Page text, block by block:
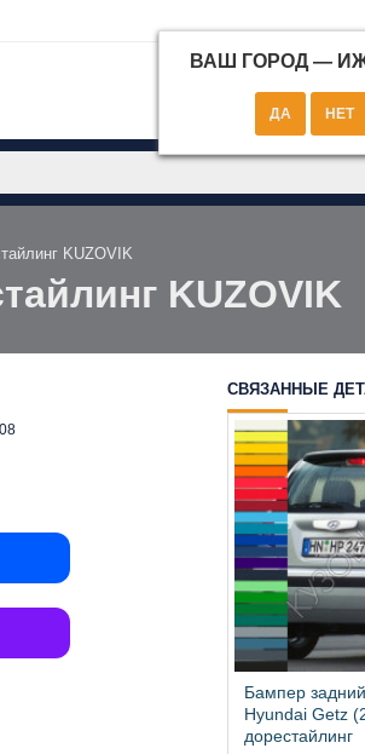
ВАШ ГОРОД —
KUZOVIK
KUZOVIK
СВЯЗАННЫЕ
Бампер
Hyundai Getz
дорестайлинг